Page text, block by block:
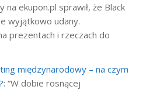
na ekupon.pl sprawił, że Black
wyjątkowo udany.
prezentach i rzeczach do
międzynarodowy – na czym
: “W dobie rosnącej